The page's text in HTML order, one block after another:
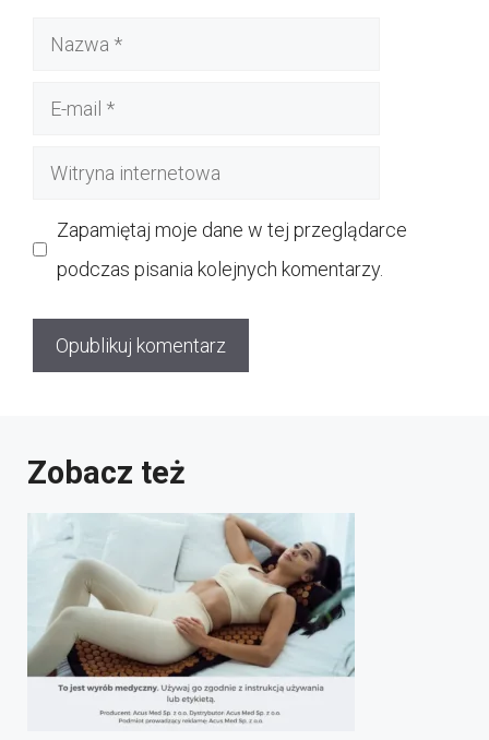
Nazwa
Witryna
Zapamiętaj moje dane w tej przeglądarce
podczas pisania kolejnych komentarzy.
Zobacz też